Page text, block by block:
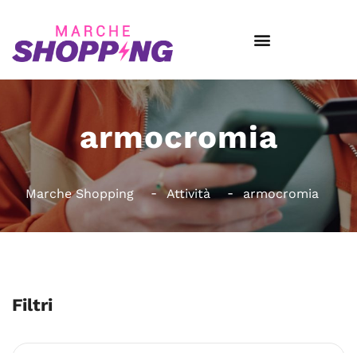
armocromia
Marche Shopping Attività armocromia
Filtri